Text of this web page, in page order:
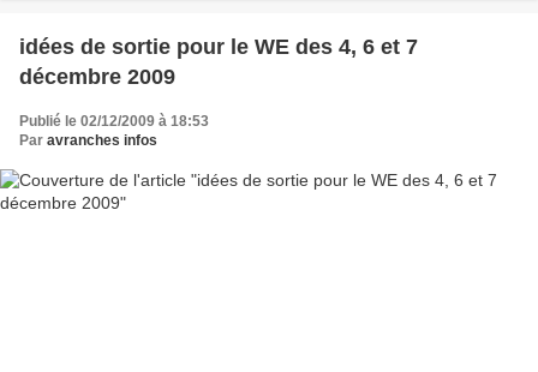
idées de sortie pour le WE des 4, 6 et 7
décembre 2009
Publié le 02/12/2009 à 18:53
Par avranches infos